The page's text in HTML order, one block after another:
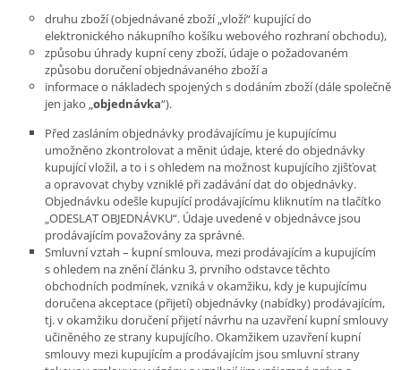
druhu zboží (objednávané zboží „vloží“ kupující do
elektronického nákupního košíku webového rozhraní obchodu),
způsobu úhrady kupní ceny zboží, údaje o požadovaném
způsobu doručení objednávaného zboží a
informace o nákladech spojených s dodáním zboží (dále společně
jen jako „objednávka“).
Před zasláním objednávky prodávajícímu je kupujícímu
umožněno zkontrolovat a měnit údaje, které do objednávky
kupující vložil, a to i s ohledem na možnost kupujícího zjišťovat
a opravovat chyby vzniklé při zadávání dat do objednávky.
Objednávku odešle kupující prodávajícímu kliknutím na tlačítko
„ODESLAT OBJEDNÁVKU“. Údaje uvedené v objednávce jsou
prodávajícím považovány za správné.
Smluvní vztah – kupní smlouva, mezi prodávajícím a kupujícím
s ohledem na znění článku 3, prvního odstavce těchto
obchodních podmínek, vzniká v okamžiku, kdy je kupujícímu
doručena akceptace (přijetí) objednávky (nabídky) prodávajícím,
tj. v okamžiku doručení přijetí návrhu na uzavření kupní smlouvy
učiněného ze strany kupujícího. Okamžikem uzavření kupní
smlouvy mezi kupujícím a prodávajícím jsou smluvní strany